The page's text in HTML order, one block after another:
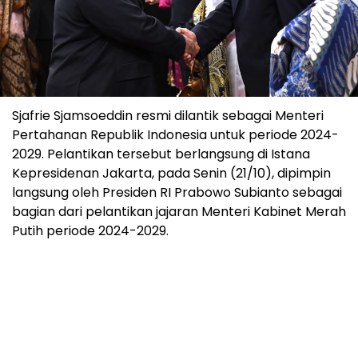
Sjafrie Sjamsoeddin resmi dilantik sebagai Menteri
Pertahanan Republik Indonesia untuk periode 2024-
2029. Pelantikan tersebut berlangsung di Istana
Kepresidenan Jakarta, pada Senin (21/10), dipimpin
langsung oleh Presiden RI Prabowo Subianto sebagai
bagian dari pelantikan jajaran Menteri Kabinet Merah
Putih periode 2024-2029.